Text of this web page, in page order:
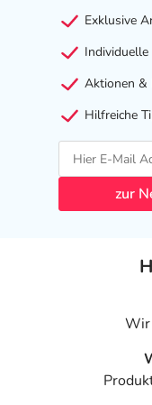
Exklusive
Aktionen &
Hilfreiche
zur
Wir